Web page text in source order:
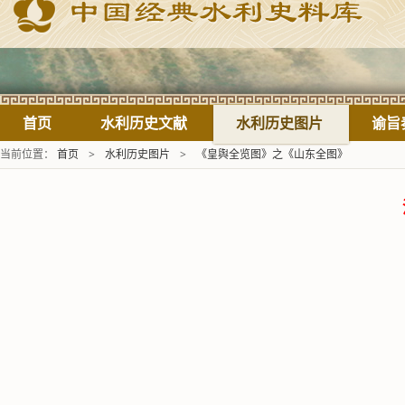
首页 水利历史文献 水利历史图片 谕旨
当前位置： 首页 > 水利历史图片 > 《皇舆全览图》之《山东全图》